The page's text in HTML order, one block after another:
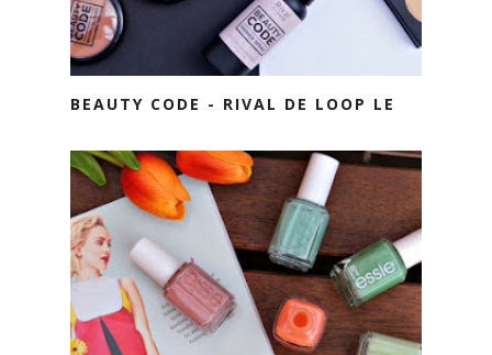
BEAUTY CODE - RIVAL DE LOOP LE